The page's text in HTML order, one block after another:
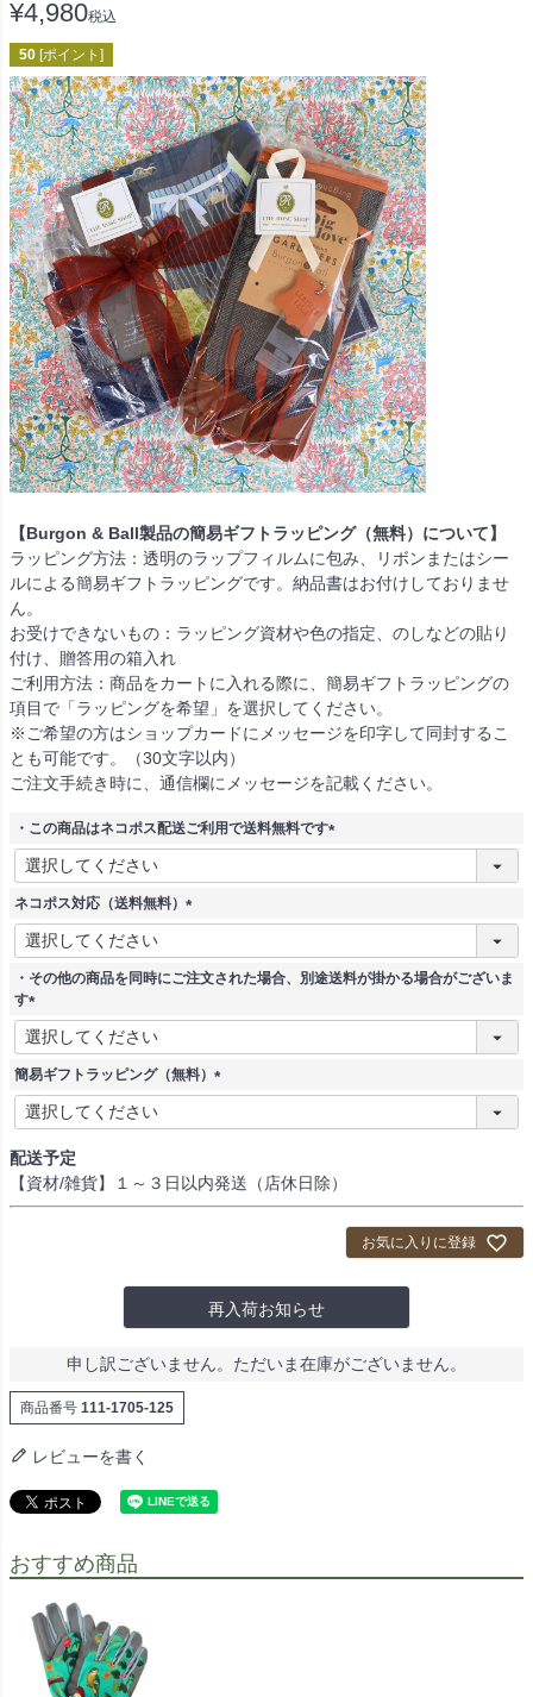
¥4,980税込
50 [ポイント]
【Burgon & Ball製品の簡易ギフトラッピング（無料）について】
ラッピング方法：透明のラップフィルムに包み、リボンまたはシー
ルによる簡易ギフトラッピングです。納品書はお付けしておりませ
ん。
お受けできないもの：ラッピング資材や色の指定、のしなどの貼り
付け、贈答用の箱入れ
ご利用方法：商品をカートに入れる際に、簡易ギフトラッピングの
項目で「ラッピングを希望」を選択してください。
※ご希望の方はショップカードにメッセージを印字して同封するこ
とも可能です。（30文字以内）
ご注文手続き時に、通信欄にメッセージを記載ください。
・この商品はネコポス配送ご利用で送料無料です
(
ネコポス対応（送料無料）
(
須
・その他の商品を同時にご注文された場合、別途送料が掛かる場合がございま
す
(
必
須
簡易ギフトラッピング（無料）
(
配送予定
【資材/雑貨】１～３日以内発送（店休日除）
お気に入りに登録
再入荷お知らせ
申し訳ございません。ただいま在庫がございません。
商品番号 111-1705-125
レビューを書く
おすすめ商品